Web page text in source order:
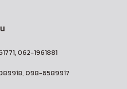
062-1961881
098-6589917